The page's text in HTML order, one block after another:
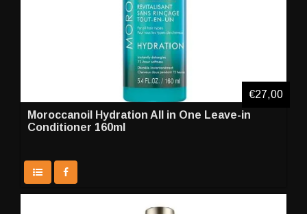
Moroccanoil Hydration All in One Leave-in
Conditioner 160ml
€27,00